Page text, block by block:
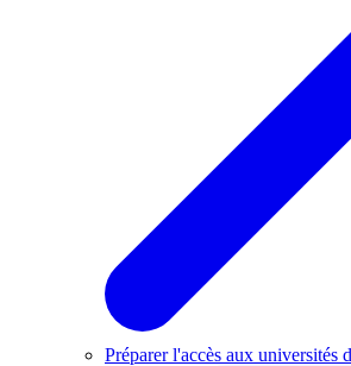
Préparer l'accès aux universités